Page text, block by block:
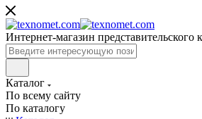
Интернет-магазин представительского
Каталог
По всему сайту
По каталогу